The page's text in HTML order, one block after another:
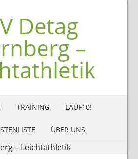
Detag
–
TRAINING LAUF10!
ÜBER UNS